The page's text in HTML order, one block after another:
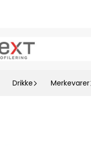
Drikke Merkevarer